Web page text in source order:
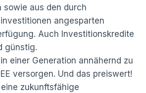
sowie aus den durch
angesparten
Auch Investitionskredite
günstig.
einer Generation annähernd zu
versorgen. Und das preiswert!
zukunftsfähige